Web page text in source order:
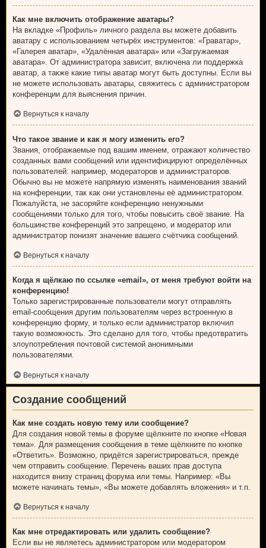
Как мне включить отображение аватары?
На вкладке «Профиль» личного раздела вы можете добавить
аватару с использованием четырёх инструментов: «Граватар»,
«Галерея аватар», «Удалённая аватара» или «Загружаемая
аватара». От администратора зависит, включена ли поддержка
аватар, а также какие типы аватар могут быть доступны. Если вы
не можете использовать аватары, свяжитесь с администратором
конференции для выяснения причин.
Вернуться к началу
Что такое звание и как я могу изменить его?
Звания, отображаемые под вашим именем, отражают количество
созданных вами сообщений или идентифицируют определённых
пользователей: например, модераторов и администраторов.
Обычно вы не можете напрямую изменять наименования званий
на конференции, так как они установлены её администратором.
Пожалуйста, не засоряйте конференцию ненужными
сообщениями только для того, чтобы повысить своё звание. На
большинстве конференций это запрещено, и модератор или
администратор понизят значение вашего счётчика сообщений.
Вернуться к началу
Когда я щёлкаю по ссылке «email», от меня требуют войти на
конференцию!
Только зарегистрированные пользователи могут отправлять
email-сообщения другим пользователям через встроенную в
конференцию форму, и только если администратор включил
такую возможность. Это сделано для того, чтобы предотвратить
злоупотребления почтовой системой анонимными
пользователями.
Вернуться к началу
Создание сообщений
Как мне создать новую тему или сообщение?
Для создания новой темы в форуме щёлкните по кнопке «Новая
тема». Для размещения сообщения в теме щёлкните по кнопке
«Ответить». Возможно, придётся зарегистрироваться, прежде
чем отправить сообщение. Перечень ваших прав доступа
находится внизу страниц форума или темы. Например: «Вы
можете начинать темы», «Вы можете добавлять вложения» и т.п.
Вернуться к началу
Как мне отредактировать или удалить сообщение?
Если вы не являетесь администратором или модератором